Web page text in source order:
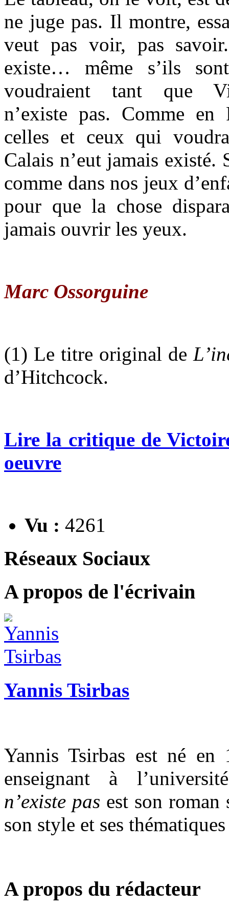
ne juge pas. Il montre,
veut pas voir, pas
existe… même s’ils
voudraient tant que
n’existe pas. Comme en
celles et ceux qui
Calais n’eut jamais
comme dans nos jeux
pour que la chose
jamais ouvrir les yeux.
Marc Ossorguine
(1) Le titre original de
d’Hitchcock.
Lire la critique de
oeuvre
Vu : 4261
Réseaux Sociaux
A propos de l'écrivain
Yannis Tsirbas
Yannis Tsirbas est né
enseignant à
n’existe pas est son roman
son style et ses
A propos du rédacteur